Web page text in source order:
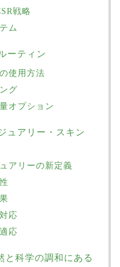
戦略
ム
ーティン
使用方法
グ
オプション
ュアリー・スキン
アリーの新定義
応
応
と科学の調和にある